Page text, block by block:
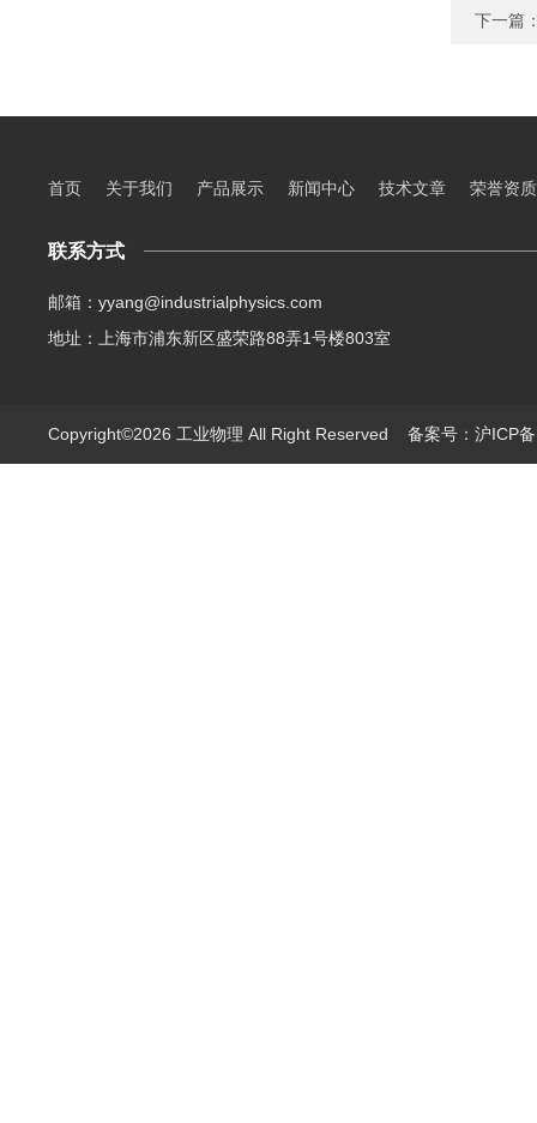
下一篇
首页 关于我们 产品展示 新闻中心 技术文章 荣誉资质
联系方式
邮箱：yyang@industrialphysics.com
地址：上海市浦东新区盛荣路88弄1号楼803室
Copyright©2026 工业物理 All Right Reserved 备案号：沪ICP